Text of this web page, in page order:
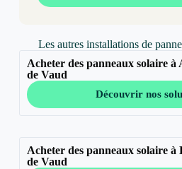
Les autres installations de
Acheter des panneaux solaire à
de Vaud
Découvrir nos
Acheter des panneaux solaire à
de Vaud